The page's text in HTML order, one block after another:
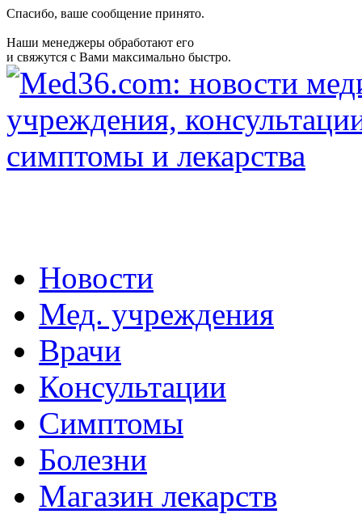
Спасибо, ваше сообщение принято.
Наши менеджеры обработают его
и свяжутся с Вами максимально быстро.
Новости
Мед. учреждения
Врачи
Консультации
Симптомы
Болезни
Магазин лекарств